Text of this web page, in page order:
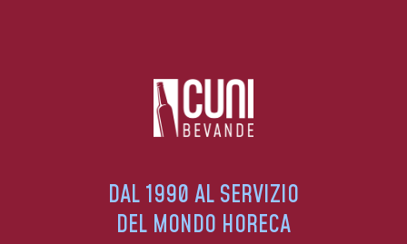
DAL 1990 AL SERVIZIO
DEL MONDO HORECA